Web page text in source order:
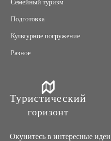
Семейный туризм
Подготовка
Культурное погружение
Разное
Туристический
горизонт
Окунитесь в интересные